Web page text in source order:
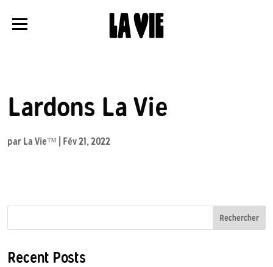
Lardons La Vie
par La Vie™️ Fév 21, 2022
Rechercher
Recent Posts